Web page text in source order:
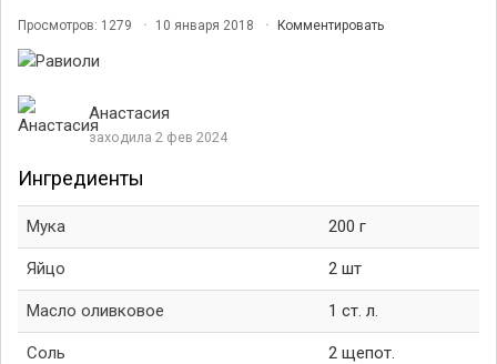
Просмотров: 1279 10 января 2018 Комментировать
Анастасия
заходила 2 фев 2024
Ингредиенты
Мука 200 г
Яйцо 2 шт
Масло оливковое 1 ст. л.
Соль 2 щепот.